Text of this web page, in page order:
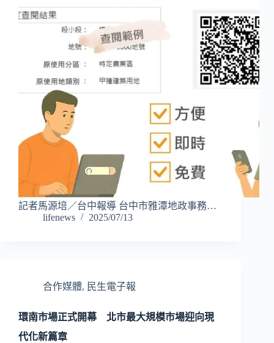
記者馬源培／台中報導 台中市雅潭地政事務…
lifenews
2025/07/13
合作媒體, 民生電子報
環南市場正式開幕 北市最大規模市場迎向現
代化新篇章